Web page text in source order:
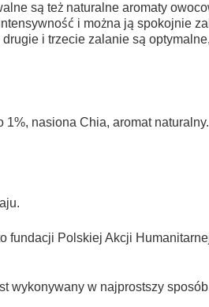
są też naturalne aromaty
i można ją spokojnie
i trzecie zalanie są
1%, nasiona Chia, aromat naturalny.
fundacji Polskiej Akcji
wykonywany w najprostszy